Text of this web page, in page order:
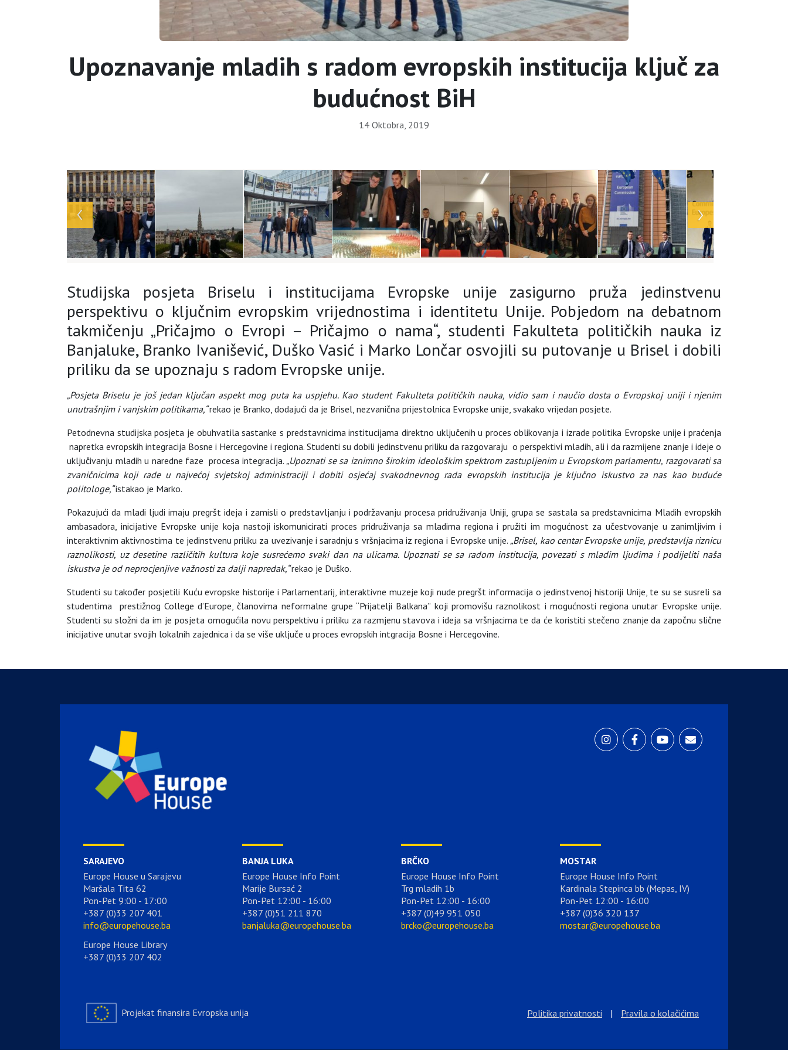
Upoznavanje mladih s radom evropskih institucija ključ za
budućnost BiH
14 Oktobra, 2019
Studijska posjeta Briselu i institucijama Evropske unije zasigurno pruža jedinstvenu
perspektivu o ključnim evropskim vrijednostima i identitetu Unije. Pobjedom na debatnom
takmičenju „Pričajmo o Evropi – Pričajmo o nama“, studenti Fakulteta političkih nauka iz
Banjaluke, Branko Ivanišević, Duško Vasić i Marko Lončar osvojili su putovanje u Brisel i dobili
priliku da se upoznaju s radom Evropske unije.
„Posjeta Briselu je još jedan ključan aspekt mog puta ka uspjehu. Kao student Fakulteta političkih nauka, vidio sam i naučio dosta o Evropskoj uniji i njenim
unutrašnjim i vanjskim politikama,“ rekao je Branko, dodajući da je Brisel, nezvanična prijestolnica Evropske unije, svakako vrijedan posjete.
Petodnevna studijska posjeta je obuhvatila sastanke s predstavnicima institucijama direktno uključenih u proces oblikovanja i izrade politika Evropske unije i praćenja
napretka evropskih integracija Bosne i Hercegovine i regiona. Studenti su dobili jedinstvenu priliku da razgovaraju o perspektivi mladih, ali i da razmijene znanje i ideje o
uključivanju mladih u naredne faze procesa integracija. „Upoznati se sa iznimno širokim ideološkim spektrom zastupljenim u Evropskom parlamentu, razgovarati sa
zvaničnicima koji rade u najvećoj svjetskoj administraciji i dobiti osjećaj svakodnevnog rada evropskih institucija je ključno iskustvo za nas kao buduće
politologe,“ istakao je Marko.
Pokazujući da mladi ljudi imaju pregršt ideja i zamisli o predstavljanju i podržavanju procesa pridruživanja Uniji, grupa se sastala sa predstavnicima Mladih evropskih
ambasadora, inicijative Evropske unije koja nastoji iskomunicirati proces pridruživanja sa mladima regiona i pružiti im mogućnost za učestvovanje u zanimljivim i
interaktivnim aktivnostima te jedinstvenu priliku za uvezivanje i saradnju s vršnjacima iz regiona i Evropske unije. „Brisel, kao centar Evropske unije, predstavlja riznicu
raznolikosti, uz desetine različitih kultura koje susrećemo svaki dan na ulicama. Upoznati se sa radom institucija, povezati s mladim ljudima i podijeliti naša
iskustva je od neprocjenjive važnosti za dalji napredak,“ rekao je Duško.
Studenti su također posjetili Kuću evropske historije i Parlamentarij, interaktivne muzeje koji nude pregršt informacija o jedinstvenoj historiji Unije, te su se susreli sa
studentima prestižnog College d’Europe, članovima neformalne grupe “Prijatelji Balkana” koji promovišu raznolikost i mogućnosti regiona unutar Evropske unije.
Studenti su složni da im je posjeta omogućila novu perspektivu i priliku za razmjenu stavova i ideja sa vršnjacima te da će koristiti stečeno znanje da započnu slične
inicijative unutar svojih lokalnih zajednica i da se više uključe u proces evropskih intgracija Bosne i Hercegovine.
SARAJEVO
Europe House u Sarajevu
Maršala Tita 62
Pon-Pet 9:00 - 17:00
+387 (0)33 207 401
info@europehouse.ba
Europe House Library
+387 (0)33 207 402
BANJA LUKA
Europe House Info Point
Marije Bursać 2
Pon-Pet 12:00 - 16:00
+387 (0)51 211 870
banjaluka@europehouse.ba
BRČKO
Europe House Info Point
Trg mladih 1b
Pon-Pet 12:00 - 16:00
+387 (0)49 951 050
brcko@europehouse.ba
MOSTAR
Europe House Info Point
Kardinala Stepinca bb (Mepas, IV)
Pon-Pet 12:00 - 16:00
+387 (0)36 320 137
mostar@europehouse.ba
Projekat finansira Evropska unija Politika privatnosti | Pravila o kolačićima